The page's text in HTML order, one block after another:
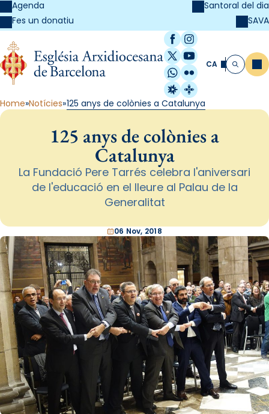
Agenda
Fes un donatiu
Santoral del dia
SAVA
Facebook
Instagram
X / Twitter
YouTube
WhatsApp
Flickr
Radio Estel
Catalunya
CA Cerca
Home Notícies 125 anys de colònies a Catalunya
125 anys de colònies a
Catalunya
La Fundació Pere Tarrés celebra l'aniversari
de l'educació en el lleure al Palau de la
Generalitat
06 Nov, 2018